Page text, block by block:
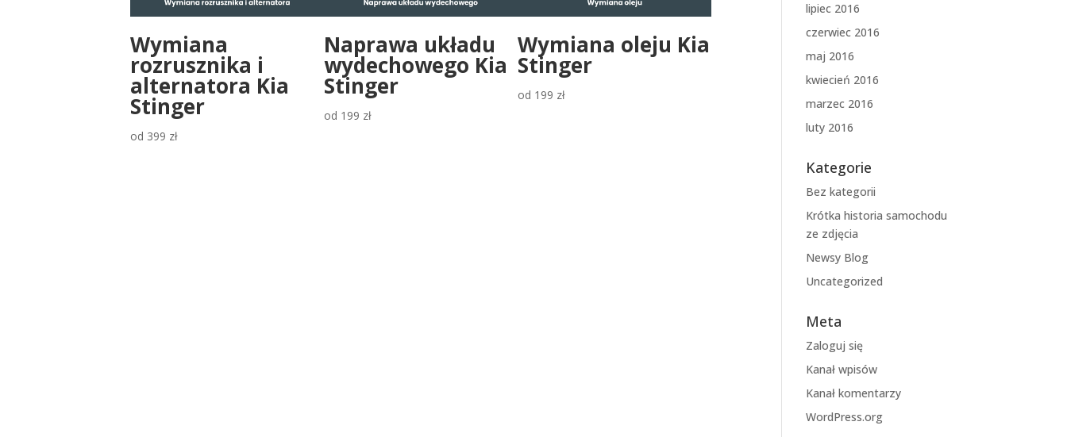
Wymiana
rozrusznika i
alternatora Kia
Stinger
od 399 zł
Naprawa układu
wydechowego Kia
Stinger
od 199 zł
Wymiana oleju Kia
Stinger
od 199 zł
lipiec 2016
czerwiec 2016
maj 2016
kwiecień 2016
marzec 2016
luty 2016
Kategorie
Bez kategorii
Krótka historia samochodu
ze zdjęcia
Newsy Blog
Uncategorized
Meta
Zaloguj się
Kanał wpisów
Kanał komentarzy
WordPress.org